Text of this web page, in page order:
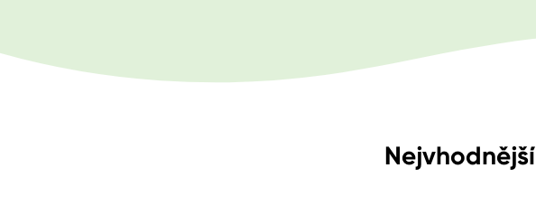
Nejvhodnější